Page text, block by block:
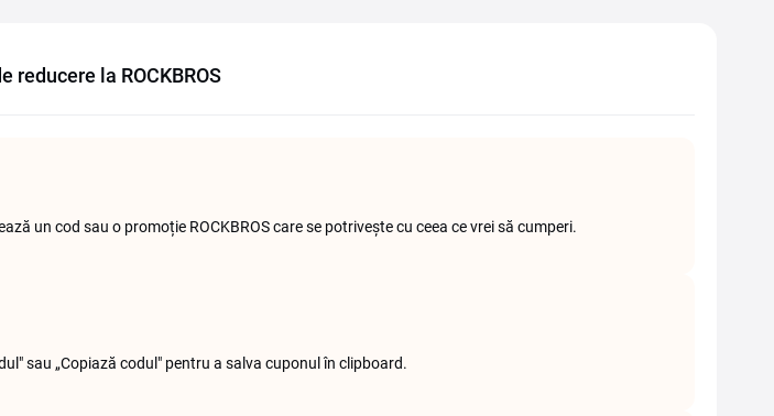
reducere la ROCKBROS
un cod sau o promoție ROCKBROS care se potrivește cu ceea ce vrei să cumperi.
sau „Copiază codul" pentru a salva cuponul în clipboard.